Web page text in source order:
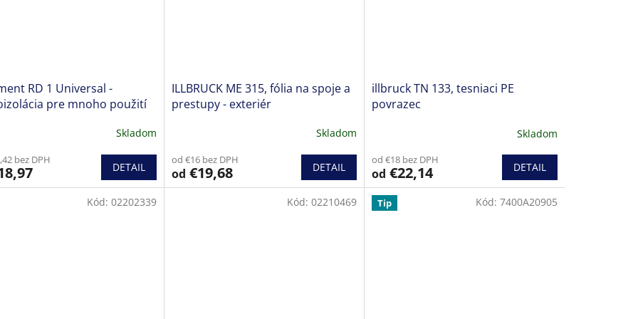
RD 1 Universal -
pre mnoho použití
Skladom
bez DPH
DETAIL
ILLBRUCK ME 315, fólia na spoje a
prestupy - exteriér
Skladom
od €16 bez DPH
od €19,68 DETAIL
illbruck TN 133, tesniaci PE
povrazec
Skladom
od €18 bez DPH
od €22,14 DETAIL
Kód: 02202339 Kód: 02210469 Tip Kód: 7400A20905